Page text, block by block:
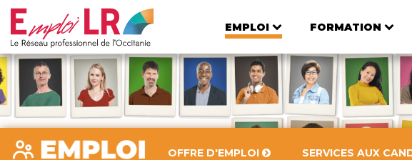
EMPLOI FORMATION
OFFRE D'EMPLOI SERVICES AUX